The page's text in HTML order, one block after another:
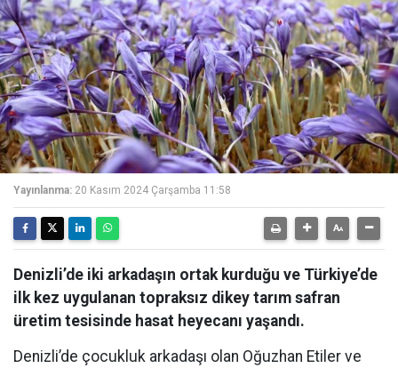
Yayınlanma: 20 Kasım 2024 Çarşamba 11:58
Denizli’de iki arkadaşın ortak kurduğu ve Türkiye’de
ilk kez uygulanan topraksız dikey tarım safran
üretim tesisinde hasat heyecanı yaşandı.
Denizli’de çocukluk arkadaşı olan Oğuzhan Etiler ve